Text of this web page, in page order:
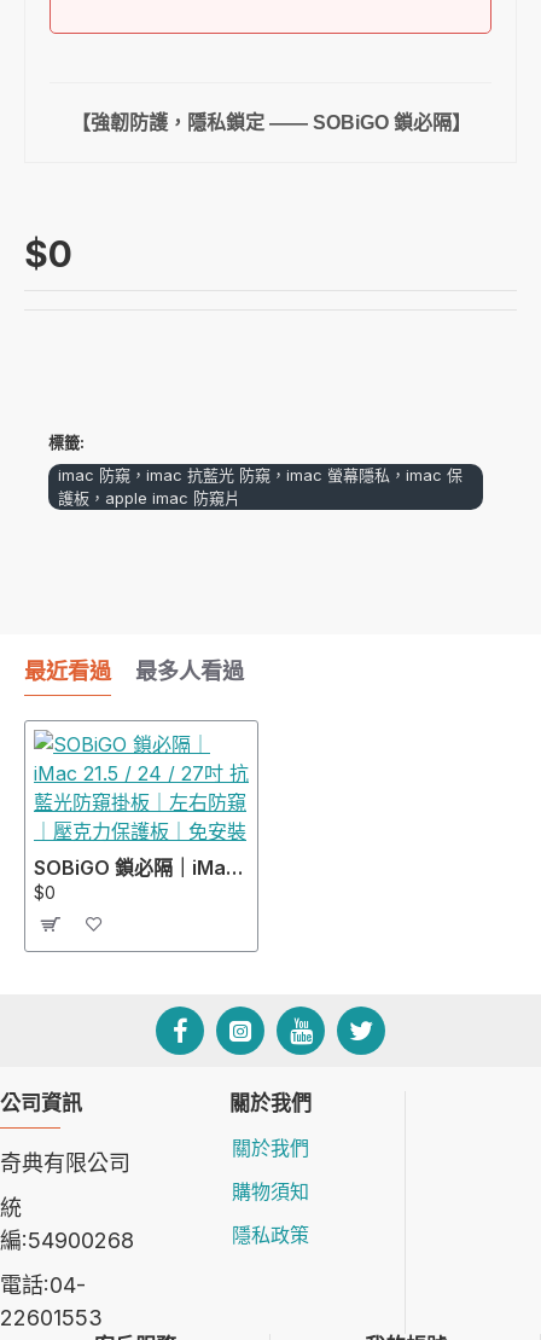
【強韌防護，隱私鎖定 —— SOBiGO 鎖必隔】
$0
標籤:
imac 防窺，imac 抗藍光 防窺，imac 螢幕隱私，imac 保
護板，apple imac 防窺片
最近看過 最多人看過
SOBiGO 鎖必隔｜iMac 21.5 / 24 / 27吋 抗藍光防窺掛板｜左右防窺｜壓克力保護板｜免安裝
$0
公司資訊
奇典有限公司
統
編:54900268
電話:04-
22601553
關於我們
關於我們
購物須知
隱私政策